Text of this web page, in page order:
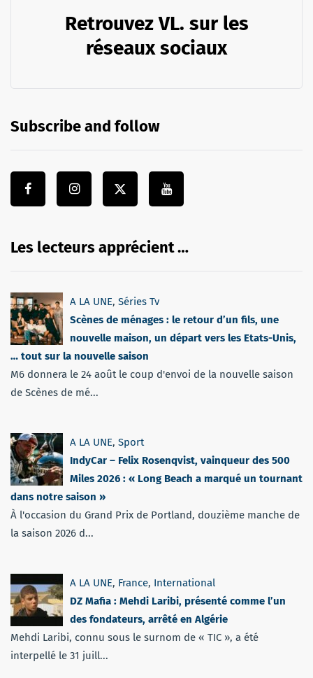
Retrouvez VL. sur les
réseaux sociaux
Subscribe and follow
Les lecteurs apprécient …
A LA UNE, Séries Tv
Scènes de ménages : le retour d’un fils, une
nouvelle maison, un départ vers les Etats-Unis,
… tout sur la nouvelle saison
M6 donnera le 24 août le coup d'envoi de la nouvelle saison
de Scènes de mé...
A LA UNE, Sport
IndyCar – Felix Rosenqvist, vainqueur des 500
Miles 2026 : « Long Beach a marqué un tournant
dans notre saison »
À l'occasion du Grand Prix de Portland, douzième manche de
la saison 2026 d...
A LA UNE, France, International
DZ Mafia : Mehdi Laribi, présenté comme l’un
des fondateurs, arrêté en Algérie
Mehdi Laribi, connu sous le surnom de « TIC », a été
interpellé le 31 juill...